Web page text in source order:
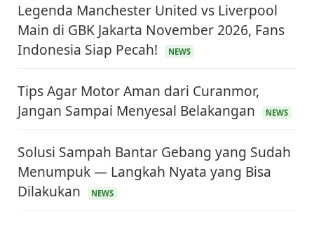
Legenda Manchester United vs Liverpool
Main di GBK Jakarta November 2026, Fans
Indonesia Siap Pecah!
NEWS
Tips Agar Motor Aman dari Curanmor,
Jangan Sampai Menyesal Belakangan
NEWS
Solusi Sampah Bantar Gebang yang Sudah
Menumpuk — Langkah Nyata yang Bisa
Dilakukan
NEWS